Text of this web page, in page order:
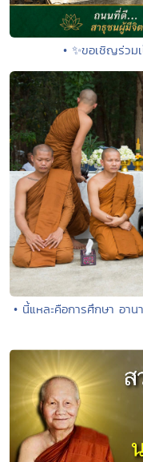
• ✨ขอเชิญร่วม
• นี้แหละคือการศึกษา อา